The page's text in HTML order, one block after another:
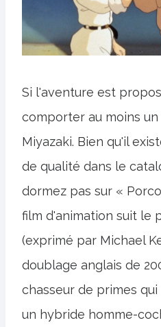
Si l'aventure est
comporter au moins
Miyazaki. Bien qu'il
de qualité dans le
dormez pas sur «
film d'animation suit le
(exprimé par Michael
doublage anglais de
chasseur de primes
un hybride homme-